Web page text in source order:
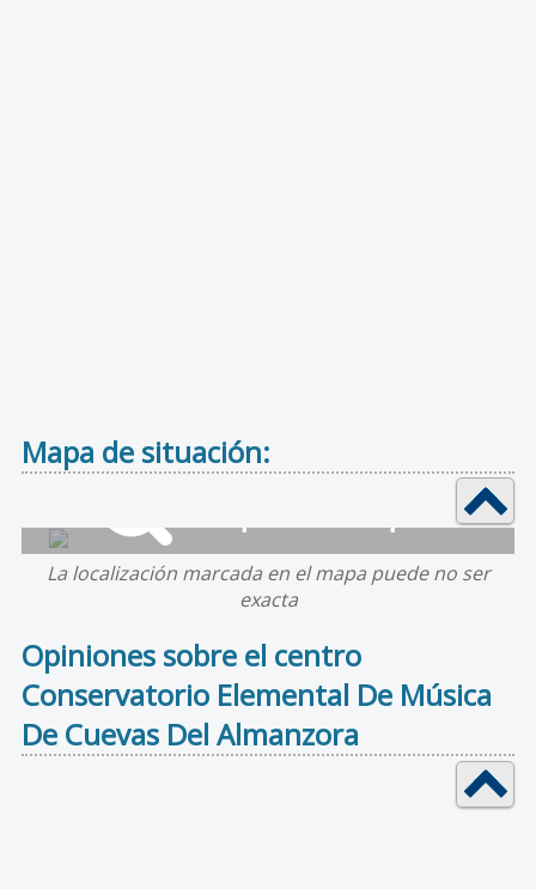
Mapa de situación:
La localización marcada en el mapa puede no ser
exacta
Opiniones sobre el centro
Conservatorio Elemental De Música
De Cuevas Del Almanzora